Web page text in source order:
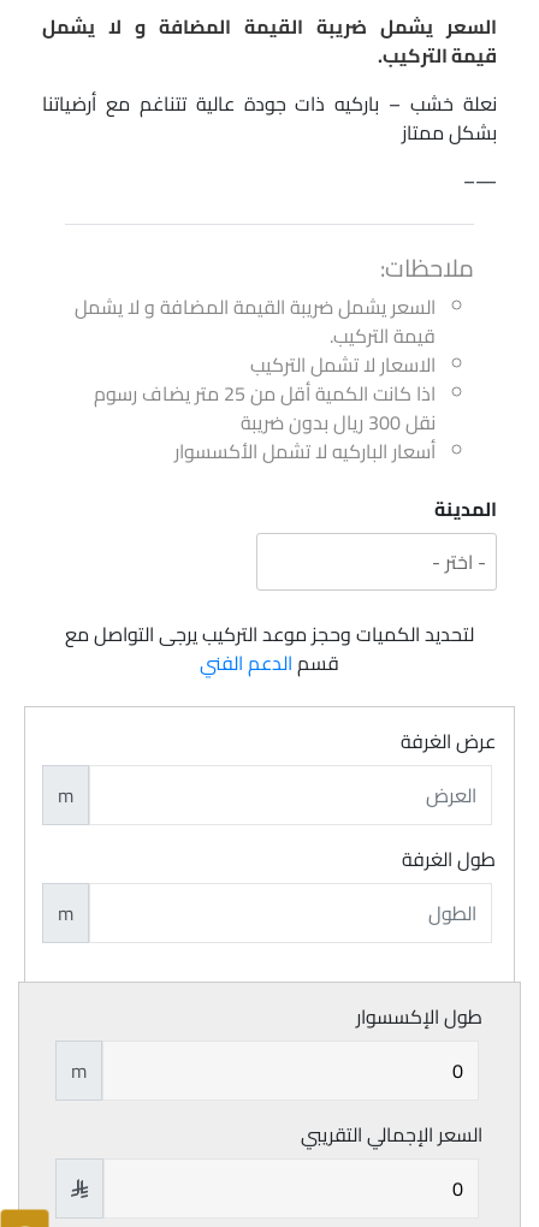
السعر يشمل ضريبة القيمة المضافة و لا يشمل
قيمة التركيب.
نعلة خشب – باركيه ذات جودة عالية تتناغم مع أرضياتنا
بشكل ممتاز
—–
ملاحظات:
السعر يشمل ضريبة القيمة المضافة و لا يشمل
قيمة التركيب.
الاسعار لا تشمل التركيب
اذا كانت الكمية أقل من 25 متر يضاف رسوم
نقل 300 ريال بدون ضريبة
أسعار الباركيه لا تشمل الأكسسوار
المدينة
لتحديد الكميات وحجز موعد التركيب يرجى التواصل مع
قسمالدعم الفني
عرض الغرفة
m
طول الغرفة
m
طول الإكسسوار
m
السعر الإجمالي التقريبي
